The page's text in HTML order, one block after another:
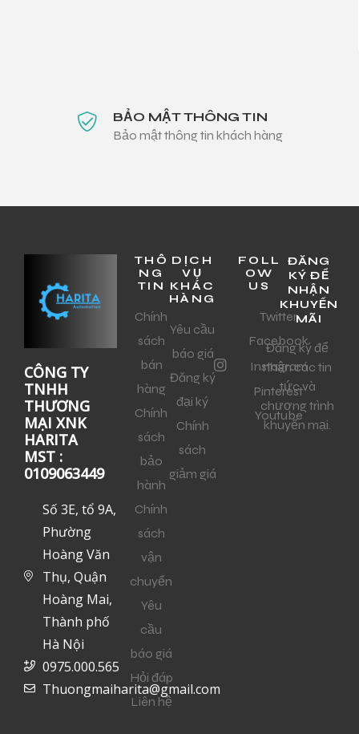
BẢO MẬT THÔNG TIN
Bảo mật thông tin khách hàng
CÔNG TY
TNHH
THƯƠNG
MẠI XNK
HARITA
MST :
0109063449
Số 3E, tổ 9A,
Phường
Hoàng Văn
Thụ, Quận
Hoàng Mai,
Thành phố
Hà Nội
0975.000.565
Thuongmaiharita@gmail.com
THÔ
NG
TIN
Chính
sách
bán
hàng
Chính
sách
bảo
hành
Chính
sách
vận
chuyển
Yêu
cầu
báo giá
Hỏi đáp
Liên hệ
DỊCH
VỤ
KHÁC
HÀNG
Yêu cầu
báo giá
Đăng ký
đại ký
Chính
sách
giảm giá
FOLL
OW
US
Twitter
Facebook
Instagram
Pinterest
Youtube
ĐĂNG
KÝ ĐỂ
NHẬN
KHUYẾN
MÃI
Đăng ký để
nhận các tin
tức và
chương trình
khuyến mại.